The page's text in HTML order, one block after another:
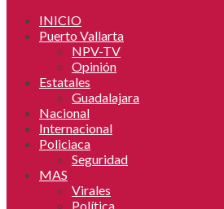
INICIO
Puerto Vallarta
NPV-TV
Opinión
Estatales
Guadalajara
Nacional
Internacional
Policiaca
Seguridad
MAS
Virales
Política